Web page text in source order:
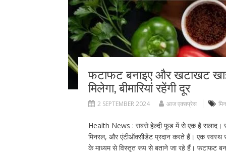
फटाफट बनाइए और खटाखट
मिलेगा, बीमारियां रहेंगी दूर
2 SEPTEMBER 2024 आज एक्सप्रेस
Health News : सबसे हेल्दी फूड में से एक है सलाद।
मिनरल, और एंटीऑक्सीडेंट प्रदान करते हैं। एक स्वस्थ
के माध्यम से विस्तृत रूप से बताने जा रहे हैं। फटाफट